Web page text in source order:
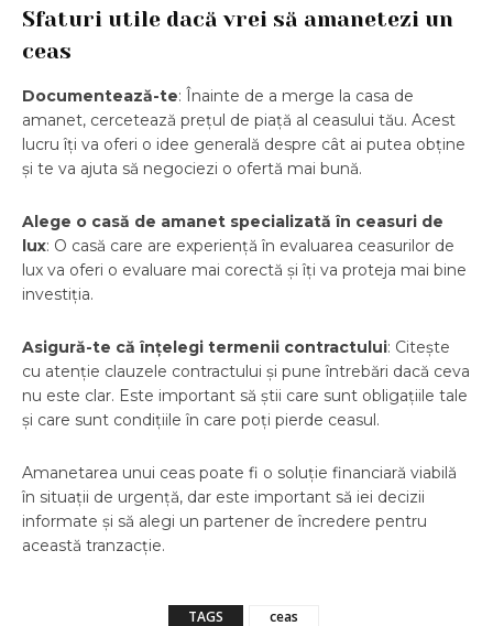
Sfaturi utile dacă vrei să amanetezi un
ceas
Documentează-te: Înainte de a merge la casa de
amanet, cercetează prețul de piață al ceasului tău. Acest
lucru îți va oferi o idee generală despre cât ai putea obține
și te va ajuta să negociezi o ofertă mai bună.
Alege o casă de amanet specializată în ceasuri de
lux: O casă care are experiență în evaluarea ceasurilor de
lux va oferi o evaluare mai corectă și îți va proteja mai bine
investiția.
Asigură-te că înțelegi termenii contractului: Citește
cu atenție clauzele contractului și pune întrebări dacă ceva
nu este clar. Este important să știi care sunt obligațiile tale
și care sunt condițiile în care poți pierde ceasul.
Amanetarea unui ceas poate fi o soluție financiară viabilă
în situații de urgență, dar este important să iei decizii
informate și să alegi un partener de încredere pentru
această tranzacție.
TAGS ceas